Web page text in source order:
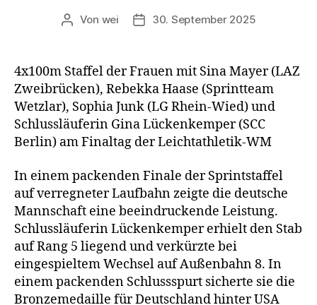
Beitragsautor
Von wei Beitragsdatum
30. September 2025
4x100m Staffel der Frauen mit Sina Mayer (LAZ
Zweibrücken), Rebekka Haase (Sprintteam
Wetzlar), Sophia Junk (LG Rhein-Wied) und
Schlussläuferin Gina Lückenkemper (SCC
Berlin) am Finaltag der Leichtathletik-WM
In einem packenden Finale der Sprintstaffel
auf verregneter Laufbahn zeigte die deutsche
Mannschaft eine beeindruckende Leistung.
Schlussläuferin Lückenkemper erhielt den Stab
auf Rang 5 liegend und verkürzte bei
eingespieltem Wechsel auf Außenbahn 8. In
einem packenden Schlussspurt sicherte sie die
Bronzemedaille für Deutschland hinter USA